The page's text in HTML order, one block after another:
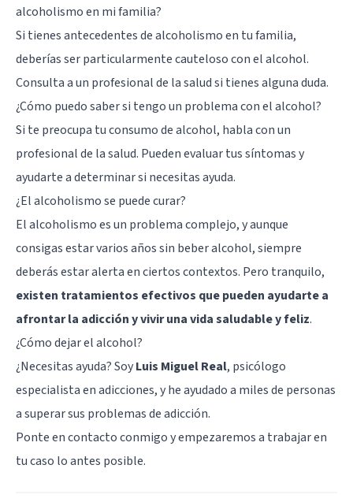
alcoholismo en mi familia?
Si tienes antecedentes de alcoholismo en tu familia,
deberías ser particularmente cauteloso con el alcohol.
Consulta a un profesional de la salud si tienes alguna duda.
¿Cómo puedo saber si tengo un problema con el alcohol?
Si te preocupa tu consumo de alcohol, habla con un
profesional de la salud. Pueden evaluar tus síntomas y
ayudarte a determinar si necesitas ayuda.
¿El alcoholismo se puede curar?
El alcoholismo es un problema complejo, y aunque
consigas estar varios años sin beber alcohol, siempre
deberás estar alerta en ciertos contextos. Pero tranquilo,
existen tratamientos efectivos que pueden ayudarte a
afrontar la adicción y vivir una vida saludable y feliz.
¿Cómo dejar el alcohol?
¿Necesitas ayuda? SoyLuis Miguel Real, psicólogo
especialista en adicciones, y he ayudado a miles de personas
a superar sus problemas de adicción.
Ponte en contacto conmigo y empezaremos a trabajar en
tu caso lo antes posible.